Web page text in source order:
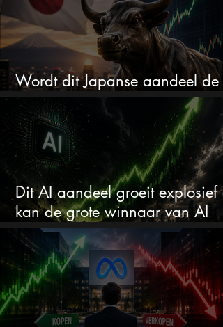
Wordt dit Japanse aandeel de
comeback kid van 2026?
Dit AI aandeel groeit explosief
kan de grote winnaar van AI
worden